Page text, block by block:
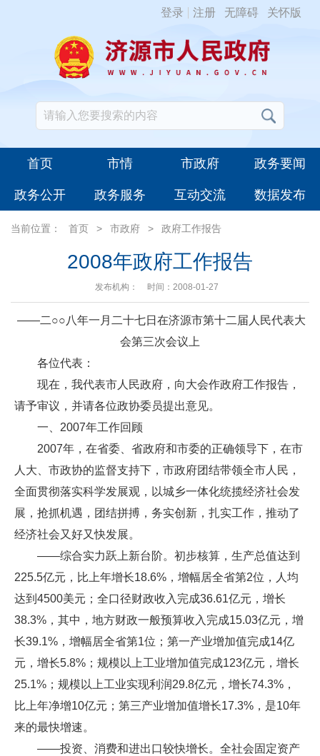
登录 注册 无障碍 关怀版
首页 市情 市政府 政务要闻
政务公开 政务服务 互动交流 数据发布
当前位置： 首页 > 市政府 > 政府工作报告
2008年政府工作报告
发布机构： 时间：2008-01-27
——二○○八年一月二十七日在济源市第十二届人民代表大
会第三次会议上
各位代表：
现在，我代表市人民政府，向大会作政府工作报告，
请予审议，并请各位政协委员提出意见。
一、2007年工作回顾
2007年，在省委、省政府和市委的正确领导下，在市
人大、市政协的监督支持下，市政府团结带领全市人民，
全面贯彻落实科学发展观，以城乡一体化统揽经济社会发
展，抢抓机遇，团结拼搏，务实创新，扎实工作，推动了
经济社会又好又快发展。
——综合实力跃上新台阶。初步核算，生产总值达到
225.5亿元，比上年增长18.6%，增幅居全省第2位，人均
达到4500美元；全口径财政收入完成36.61亿元，增长
38.3%，其中，地方财政一般预算收入完成15.03亿元，增
长39.1%，增幅居全省第1位；第一产业增加值完成14亿
元，增长5.8%；规模以上工业增加值完成123亿元，增长
25.1%；规模以上工业实现利润29.8亿元，增长74.3%，
比上年净增10亿元；第三产业增加值增长17.3%，是10年
来的最快增速。
——投资、消费和进出口较快增长。全社会固定资产